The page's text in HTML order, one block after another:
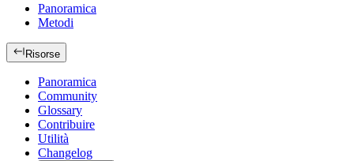
Panoramica
Metodi
Risorse
Panoramica
Community
Glossary
Contribuire
Utilità
Changelog